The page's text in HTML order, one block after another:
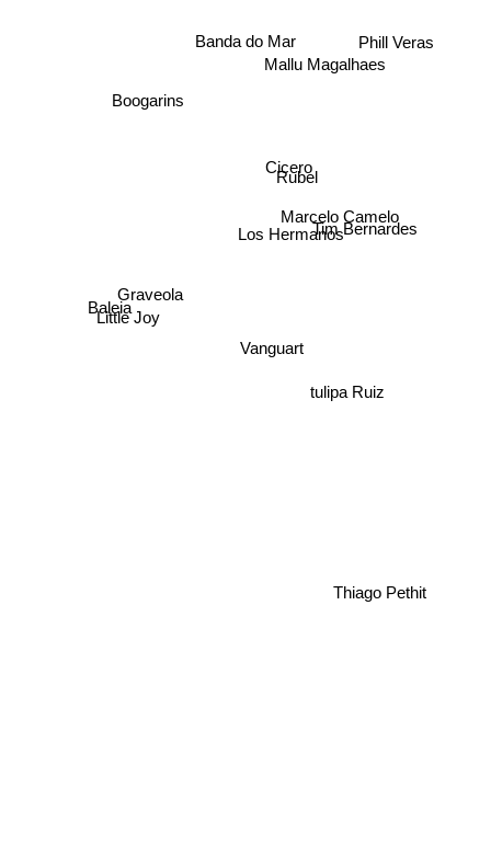
Banda do Mar
Mallu Magalhaes
Marcelo Camelo
Los Hermanos
Cicero
Vanguart
Rubel
Boogarins
Little Joy
Phill Veras
Graveola
Tim Bernardes
Baleia
tulipa Ruiz
Thiago Pethit